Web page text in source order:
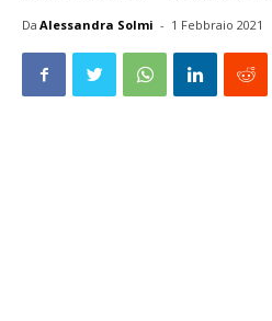
Da Alessandra Solmi - 1 Febbraio 2021